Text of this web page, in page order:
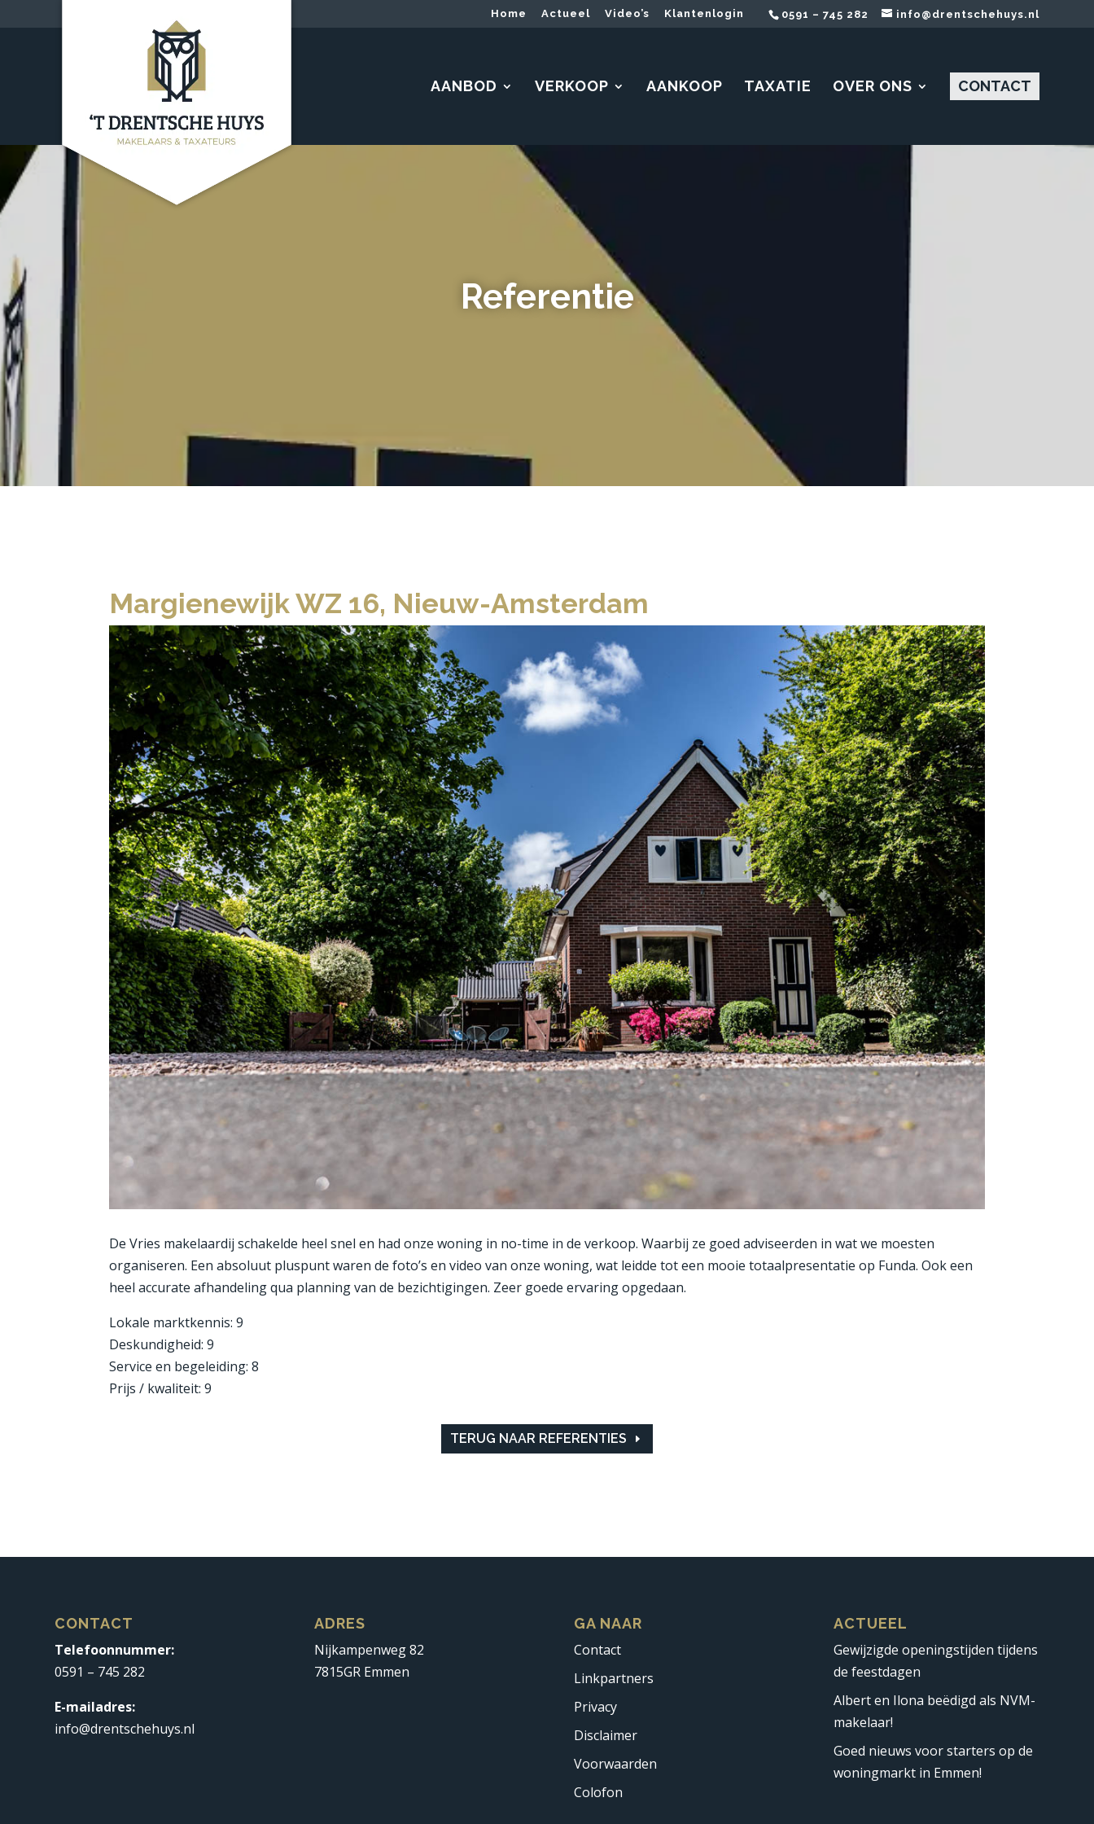
0591 – 745 282 info@drentschehuys.nl
Home Actueel Video’s Klantenlogin
AANBOD VERKOOP AANKOOP TAXATIE OVER ONS CONTACT
Referentie
Margienewijk WZ 16, Nieuw-Amsterdam
De Vries makelaardij schakelde heel snel en had onze woning in no-time in de verkoop. Waarbij ze goed adviseerden in wat we moesten
organiseren. Een absoluut pluspunt waren de foto’s en video van onze woning, wat leidde tot een mooie totaalpresentatie op Funda. Ook een
heel accurate afhandeling qua planning van de bezichtigingen. Zeer goede ervaring opgedaan.
Lokale marktkennis: 9
Deskundigheid: 9
Service en begeleiding: 8
Prijs / kwaliteit: 9
TERUG NAAR REFERENTIES
CONTACT
Telefoonnummer:
0591 – 745 282
E-mailadres:
info@drentschehuys.nl
ADRES
Nijkampenweg 82
7815GR Emmen
GA NAAR
Contact
Linkpartners
Privacy
Disclaimer
Voorwaarden
Colofon
ACTUEEL
Gewijzigde openingstijden tijdens
de feestdagen
Albert en Ilona beëdigd als NVM-
makelaar!
Goed nieuws voor starters op de
woningmarkt in Emmen!